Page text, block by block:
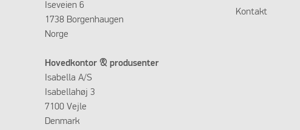
Iseveien 6
1738 Borgenhaugen
Norge
Hovedkontor & produsenter
Isabella A/S
Isabellahøj 3
7100 Vejle
Denmark
Kontakt